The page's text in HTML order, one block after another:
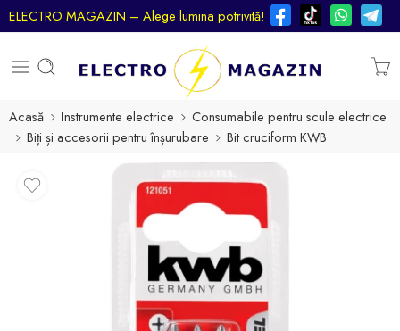
ELECTRO MAGAZIN – Alege lumina potrivită!
Acasă Instrumente electrice
Consumabile pentru scule electrice
Biți și accesorii pentru înșurubare
Bit cruciform KWB